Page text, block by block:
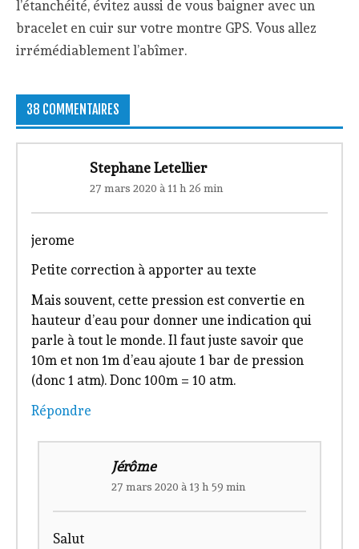
l’étanchéité, évitez aussi de vous baigner avec un
bracelet en cuir sur votre montre GPS. Vous allez
irrémédiablement l’abîmer.
38 COMMENTAIRES
Stephane Letellier
27 mars 2020 à 11 h 26 min
jerome
Petite correction à apporter au texte
Mais souvent, cette pression est convertie en
hauteur d’eau pour donner une indication qui
parle à tout le monde. Il faut juste savoir que
10m et non 1m d’eau ajoute 1 bar de pression
(donc 1 atm). Donc 100m = 10 atm.
Répondre
Jérôme
27 mars 2020 à 13 h 59 min
Salut